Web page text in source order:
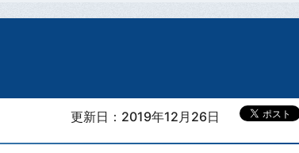
更新日：2019年12月26日